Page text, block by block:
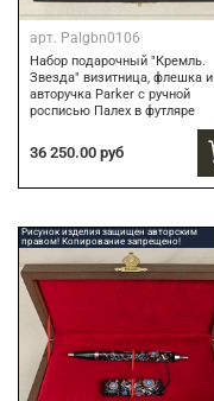
арт. Palgbn0106
Набор подарочный "Кремль.
Звезда" визитница, флешка и
авторучка Parker с ручной
росписью Палех в футляре
36 250.00 руб
Рисунок изделия защищен авторским
правом! Копирование запрещено!